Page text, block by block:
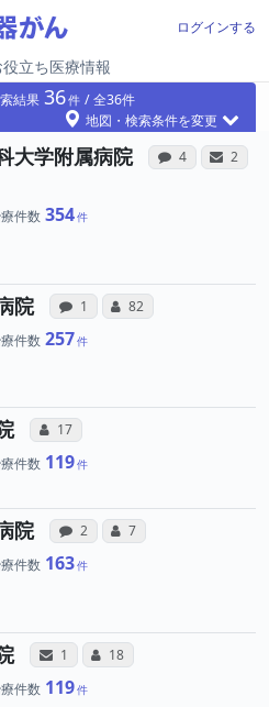
ログインする
役立ち医療情報
結果 36 36
地図・検索条件を変更
大学附属病院 感想投稿（合算
4 病院へ
サンキ
2 病
ン・タイプ（合算）
へのコミュニケーション・タ
件数 354
院 感想投稿（合算）
1 病院への声と、所属
コミュニケーション・
82 所属医師への
件数 257
コミュニケーション・タイプ（合算
17 所属医師へのコミュニ
件数 119
院 感想投稿（合算）
2 病院への声と、所属
コミュニケーション・
7 所属医師への
件数 163
サンキューレター（合算）
1 病院と、所属医師への
コミュニケーション・タイ
18 所属医師へのコ
件数 119